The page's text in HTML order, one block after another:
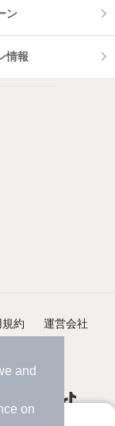
and
on
ン
情報
約 運営会社